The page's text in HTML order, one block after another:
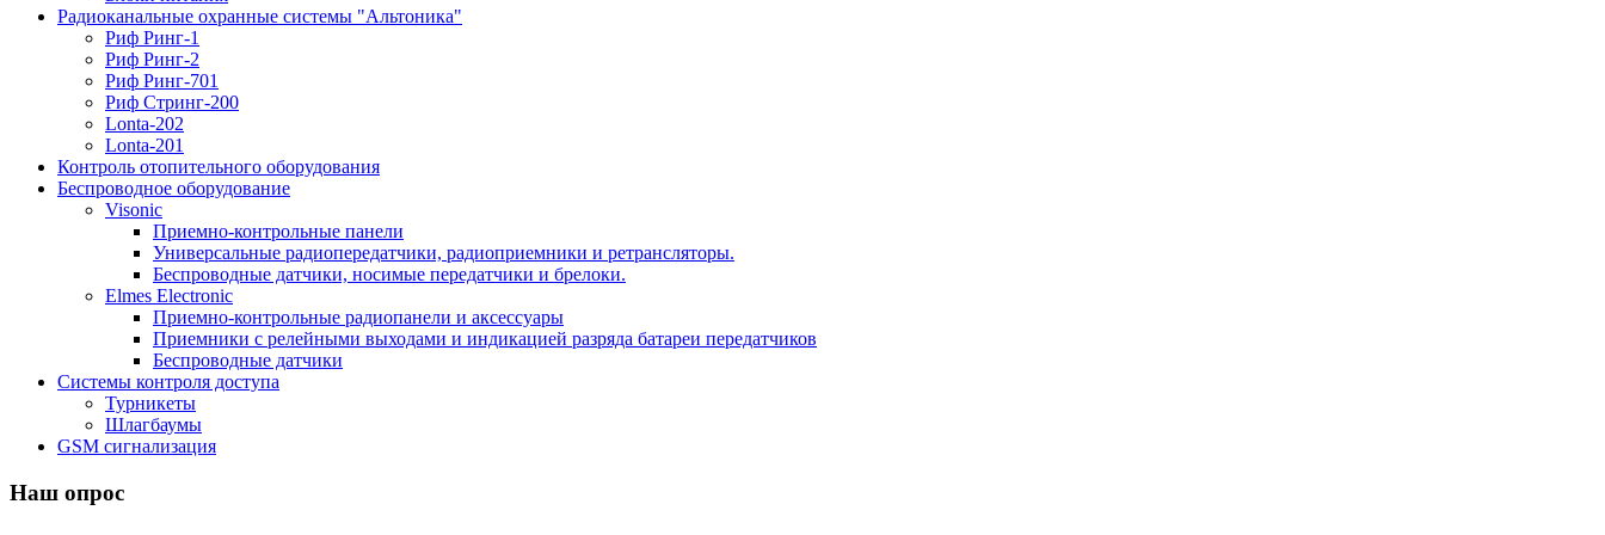
Радиоканальные охранные системы "Альтоника"
Риф Ринг-1
Риф Ринг-2
Риф Ринг-701
Риф Стринг-200
Lonta-202
Lonta-201
Контроль отопительного оборудования
Беспроводное оборудование
Visonic
Приемно-контрольные панели
Универсальные радиопередатчики, радиоприемники и ретрансляторы.
Беспроводные датчики, носимые передатчики и брелоки.
Elmes Electronic
Приемно-контрольные радиопанели и аксессуары
Приемники с релейными выходами и индикацией разряда батареи передатчиков
Беспроводные датчики
Системы контроля доступа
Турникеты
Шлагбаумы
GSM сигнализация
Наш опрос